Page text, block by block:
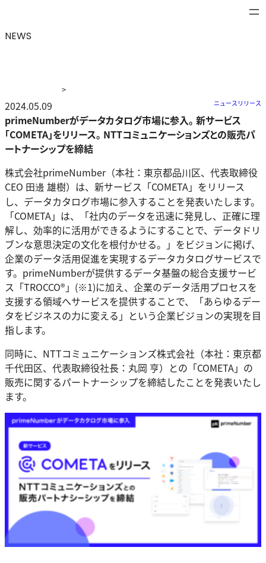
NEWS
>
ニュース> primeNumberがデータカタログ市場に参入。 新
サービス「COMETA」をリリース。 NTTコミュニケーショ
ンズとの販売パートナーシップを締結
2024.05.09 ニュースリリース
primeNumberがデータカタログ市場に参入。 新サービス
「COMETA」をリリース。 NTTコミュニケーションズとの販売パ
ートナーシップを締結
株式会社primeNumber（本社：東京都品川区、代表取締役
CEO 田邊 雄樹）は、新サービス「COMETA」をリリース
し、データカタログ市場に参入することを発表いたします。
「COMETA」は、「社内のデータを迅速に発見し、正確に理
解し、効率的に活用ができるようにすることで、データドリ
ブンな意思決定の文化を根付かせる。」をビジョンに掲げ、
企業のデータ活用促進を実現するデータカタログサービスで
す。primeNumberが提供するデータ基盤の総合支援サービ
ス「TROCCO®」(※1)に加え、企業のデータ活用プロセスを
支援する領域へサービスを提供することで、「あらゆるデー
タをビジネスの力に変える」という企業ビジョンの実現を目
指します。
同時に、NTTコミュニケーションズ株式会社（本社：東京都
千代田区、代表取締役社長：丸岡 亨）との「COMETA」の
販売に関するパートナーシップを締結したことを発表いたし
ます。